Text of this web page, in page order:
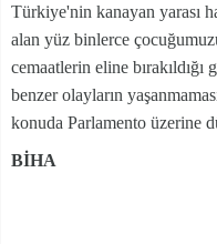
Türkiye'nin kanayan yarası
alan yüz binlerce
cemaatlerin eline
benzer olayların
konuda Parlamento üzerine
BİHA